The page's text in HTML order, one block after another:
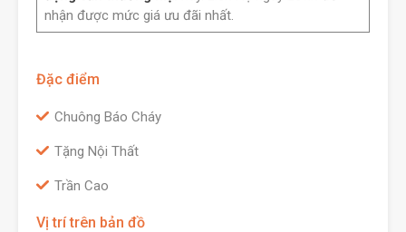
nhận được mức giá ưu đãi nhất.
Đặc điểm
Chuông Báo Cháy
Tặng Nội Thất
Trần Cao
Vị trí trên bản đồ